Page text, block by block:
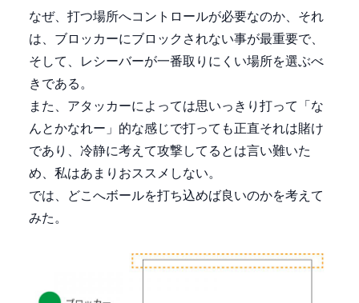
なぜ、打つ場所へコントロールが必要なのか、それ
は、ブロッカーにブロックされない事が最重要で、
そして、レシーバーが一番取りにくい場所を選ぶべ
きである。
また、アタッカーによっては思いっきり打って「な
んとかなれー」的な感じで打っても正直それは賭け
であり、冷静に考えて攻撃してるとは言い難いた
め、私はあまりおススメしない。
では、どこへボールを打ち込めば良いのかを考えて
みた。